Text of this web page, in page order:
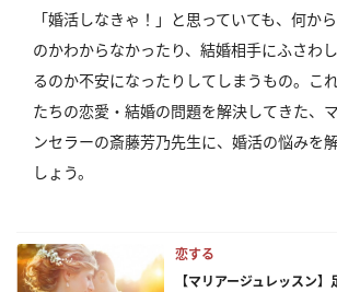
「婚活しなきゃ！」と思っていても、何か
のかわからなかったり、結婚相手にふさわ
るのか不安になったりしてしまうもの。こ
たちの恋愛・結婚の問題を解決してきた、
ンセラーの斎藤芳乃先生に、婚活の悩みを
しょう。
恋する
【マリアージュレッスン